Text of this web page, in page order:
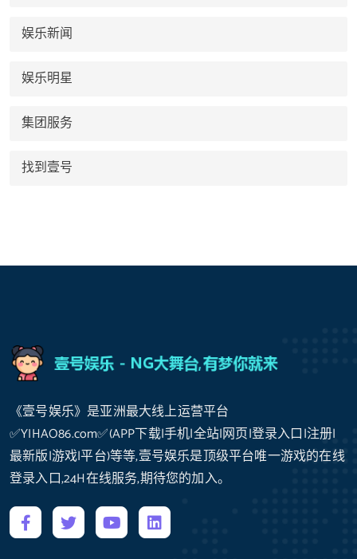
娱乐新闻
娱乐明星
集团服务
找到壹号
《壹号娱乐》是亚洲最大线上运营平台
✅YIHAO86.com✅(APP下载|手机|全站|网页|登录入口|注册|
最新版|游戏|平台)等等,壹号娱乐是顶级平台唯一游戏的在线
登录入口,24H在线服务,期待您的加入。